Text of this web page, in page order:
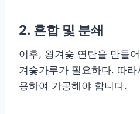
2. 혼합 및 분쇄
이후, 왕겨숯 연탄을 만들
겨숯가루가 필요하다. 따
용하여 가공해야 합니다.